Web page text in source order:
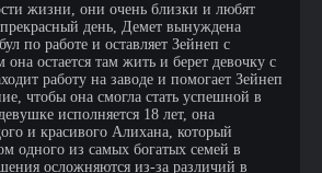
жизни, они очень близки и любят
день, Демет вынуждена
по работе и оставляет Зейнеп с
остается там жить и берет девочку с
работу на заводе и помогает Зейнеп
чтобы она смогла стать успешной в
исполняется 18 лет, она
и красивого Алихана, который
одного из самых богатых семей в
осложняются из-за различий в